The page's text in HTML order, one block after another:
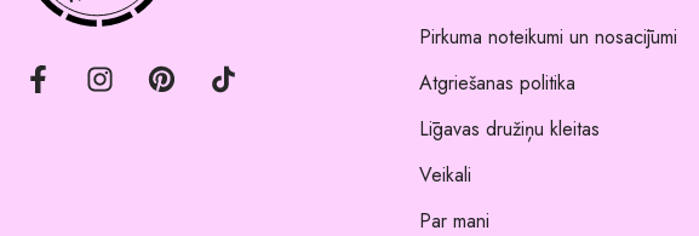
Pirkuma noteikumi un nosacījumi
Atgriešanas politika
Līgavas družiņu kleitas
Veikali
Par mani